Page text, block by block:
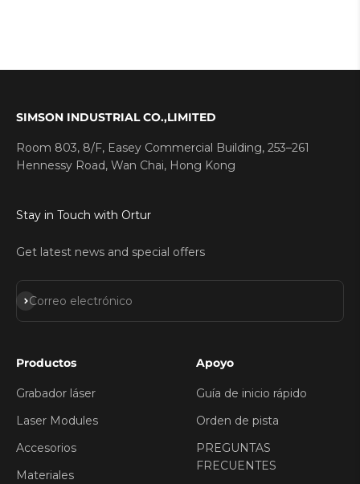
SIMSON INDUSTRIAL CO.,LIMITED
Room 803, 8/F, Easey Commercial Building, 253–261
Hennessy Road, Wan Chai, Hong Kong
Stay in Touch with Ortur
Get latest news and special offers
Correo electrónico
Suscribirse
Productos
Grabador láser
Laser Modules
Accesorios
Materiales
Apoyo
Guía de inicio rápido
Orden de pista
PREGUNTAS
FRECUENTES